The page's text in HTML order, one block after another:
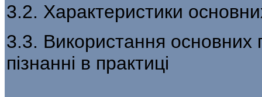
3.2. Характеристики
3.3. Використання основних
пізнанні в практиці